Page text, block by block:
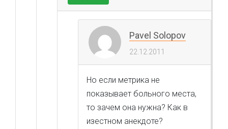
Pavel Solopov
22.12.2011
Но если метрика не
показывает больного места,
то зачем она нужна? Как в
изестном анекдоте?